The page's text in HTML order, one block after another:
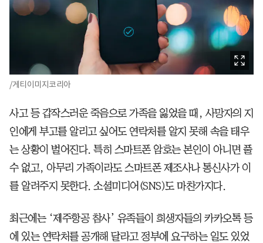
/게티이미지코리아
사고 등 갑작스러운 죽음으로 가족을 잃었을 때, 사망자의 지
인에게 부고를 알리고 싶어도 연락처를 알지 못해 속을 태우
는 상황이 벌어진다. 특히 스마트폰 암호는 본인이 아니면 풀
수 없고, 아무리 가족이라도 스마트폰 제조사나 통신사가 이
를 알려주지 못한다. 소셜미디어(SNS)도 마찬가지다.
최근에는 ‘제주항공 참사’ 유족들이 희생자들의 카카오톡 등
에 있는 연락처를 공개해 달라고 정부에 요구하는 일도 있었